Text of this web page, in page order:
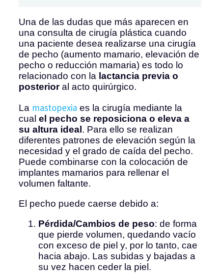
Una de las dudas que más aparecen en
una consulta de cirugía plástica cuando
una paciente desea realizarse una cirugía
de pecho (aumento mamario, elevación de
pecho o reducción mamaria) es todo lo
relacionado con la lactancia previa o
posterioral acto quirúrgico.
La mastopexia es la cirugía mediante la
cual el pecho se reposiciona o eleva a
su altura ideal . Para ello se realizan
diferentes patrones de elevación según la
necesidad y el grado de caída del pecho.
Puede combinarse con la colocación de
implantes mamarios para rellenar el
volumen faltante.
El pecho puede caerse debido a:
Pérdida/Cambios de peso: de forma
que pierde volumen, quedando vacío
con exceso de piel y, por lo tanto, cae
hacia abajo. Las subidas y bajadas a
su vez hacen ceder la piel.